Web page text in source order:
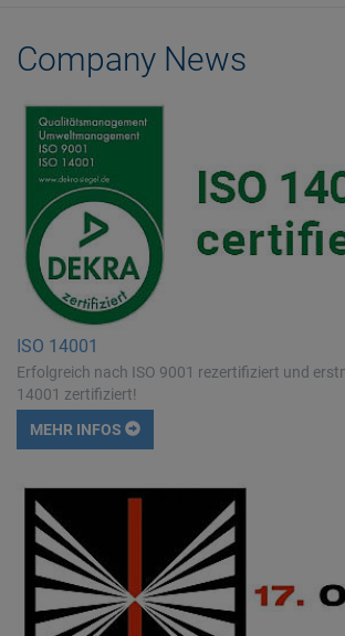
Company News
ISO 14001
Erfolgreich nach ISO 9001 rezertifiziert und
14001 zertifiziert!
MEHR INFOS